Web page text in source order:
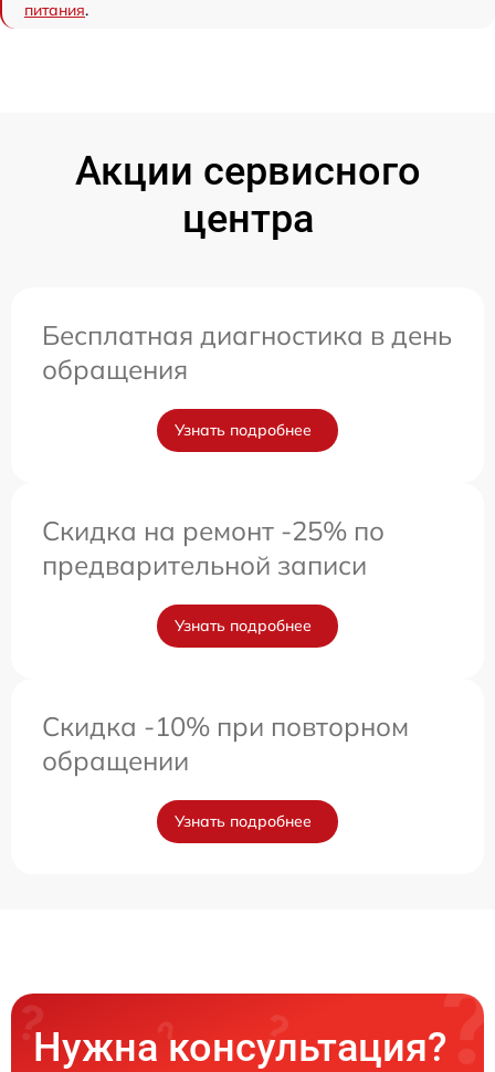
питания.
Акции сервисного
центра
Бесплатная диагностика в день
обращения
Узнать подробнее
Скидка на ремонт -25% по
предварительной записи
Узнать подробнее
Скидка -10% при повторном
обращении
Узнать подробнее
Нужна консультация?